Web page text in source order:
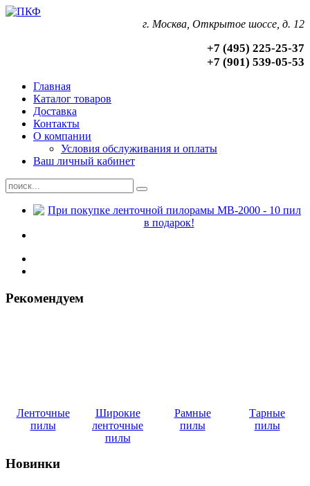
г. Москва, Открытое шоссе, д. 12
+7 (495) 225-25-37
+7 (901) 539-05-53
Главная
Каталог товаров
Доставка
Контакты
О компании
Условия обслуживания и оплаты
Ваш личный кабинет
Рекомендуем
Ленточные
пилы
Широкие
ленточные
пилы
Рамные
пилы
Тарные
пилы
Новинки